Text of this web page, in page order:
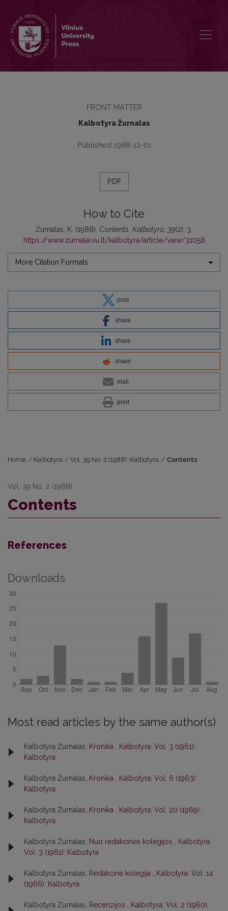
FRONT MATTER
Kalbotyra Žurnalas
Published 1988-12-01
PDF
How to Cite
Žurnalas, K. (1988). Contents. Kalbotyra 39(2), 3.
https://www.zurnalai.vu.lt/kalbotyra/article/view/31058
More Citation Formats
post
share
share
share
mail
print
Home / Kalbotyra / Vol. 39 No. 2 (1988): Kalbotyra / Contents
Vol. 39 No. 2 (1988)
Contents
References
Downloads
Most read articles by the same author(s)
Kalbotyra Žurnalas, Kronika
Kalbotyra: Vol. 3 (1961):
Kalbotyra
Kalbotyra Žurnalas, Kronika
Kalbotyra: Vol. 6 (1963):
Kalbotyra
Kalbotyra Žurnalas, Kronika
Kalbotyra: Vol. 20 (1969):
Kalbotyra
Kalbotyra Žurnalas, Nuo redakcinės kolegijos
Kalbotyra:
Vol. 3 (1961): Kalbotyra
Kalbotyra Žurnalas, Redakcinė kolegija
Kalbotyra: Vol. 14
(1966): Kalbotyra
Kalbotyra Žurnalas, Recenzijos
Kalbotyra: Vol. 2 (1960):